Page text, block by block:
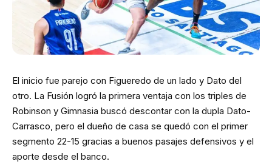
El inicio fue parejo con Figueredo de un lado y Dato del
otro. La Fusión logró la primera ventaja con los triples de
Robinson y Gimnasia buscó descontar con la dupla Dato-
Carrasco, pero el dueño de casa se quedó con el primer
segmento 22-15 gracias a buenos pasajes defensivos y el
aporte desde el banco.